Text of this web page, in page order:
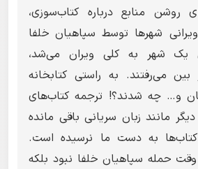
روشن منابع درباره کتاب‌سوزی،
ویرانی شهرها توسط سپاهیان خلفا
یک شهر به کلی ویران می‌شد،‌
می‌رفتند. به راستی کتابخانه
و… چه شدند؟! ترجمه کتاب‌های
مانند زبان سریانی باقی مانده
به دست ما نرسیده است.
حمله سپاهیان خلفا نبود بلکه